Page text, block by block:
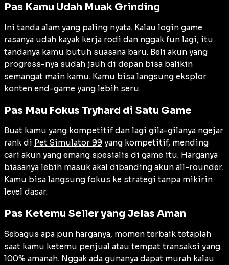
Pas Kamu Udah Muak Grinding
Ini tanda alam yang paling nyata. Kalau login game
rasanya udah kayak kerja rodi dan nggak fun lagi, itu
tandanya kamu butuh suasana baru. Beli akun yang
progress-nya sudah jauh di depan bisa balikin
semangat main kamu. Kamu bisa langsung eksplor
konten end-game yang lebih seru.
Pas Mau Fokus Tryhard di Satu Game
Buat kamu yang kompetitif dan lagi gila-gilanya ngejar
rank di Pet Simulator 99 yang kompetitif, mending
cari akun yang emang spesialis di game itu. Harganya
biasanya lebih masuk akal dibanding akun all-rounder.
Kamu bisa langsung fokus ke strategi tanpa mikirin
level dasar.
Pas Ketemu Seller yang Jelas Aman
Sebagus apa pun harganya, momen terbaik tetaplah
saat kamu ketemu penjual atau tempat transaksi yang
100% amanah. Nggak ada gunanya dapat murah kalau